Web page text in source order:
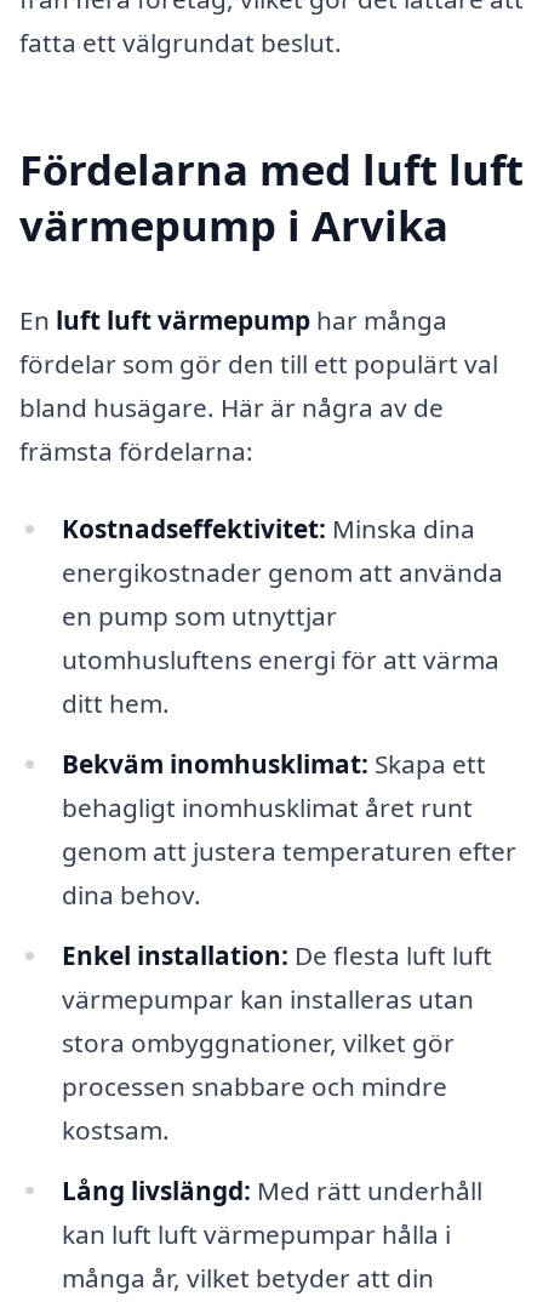
fatta ett välgrundat beslut.
Fördelarna med luft luft
värmepump i Arvika
En luft luft värmepump har många
fördelar som gör den till ett populärt val
bland husägare. Här är några av de
främsta fördelarna:
Kostnadseffektivitet: Minska dina
energikostnader genom att använda
en pump som utnyttjar
utomhusluftens energi för att värma
ditt hem.
Bekväm inomhusklimat: Skapa ett
behagligt inomhusklimat året runt
genom att justera temperaturen efter
dina behov.
Enkel installation: De flesta luft luft
värmepumpar kan installeras utan
stora ombyggnationer, vilket gör
processen snabbare och mindre
kostsam.
Lång livslängd: Med rätt underhåll
kan luft luft värmepumpar hålla i
många år, vilket betyder att din